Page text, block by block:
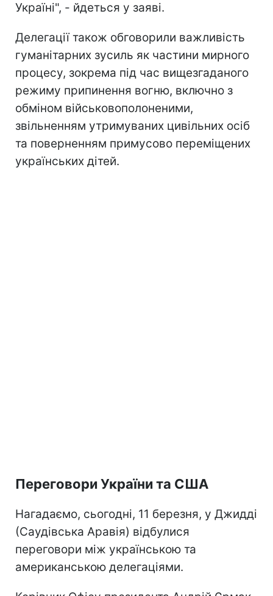
Україні", - йдеться у заяві.
Делегації також обговорили важливість
гуманітарних зусиль як частини мирного
процесу, зокрема під час вищезгаданого
режиму припинення вогню, включно з
обміном військовополоненими,
звільненням утримуваних цивільних осіб
та поверненням примусово переміщених
українських дітей.
Переговори України та США
Нагадаємо, сьогодні, 11 березня, у Джидді
(Саудівська Аравія) відбулися
переговори між українською та
американською делегаціями.